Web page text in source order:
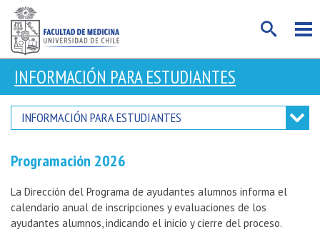
INFORMACIÓN PARA ESTUDIANTES
INFORMACIÓN PARA ESTUDIANTES
Programación 2026
La Dirección del Programa de ayudantes alumnos informa el
calendario anual de inscripciones y evaluaciones de los
ayudantes alumnos, indicando el inicio y cierre del proceso.